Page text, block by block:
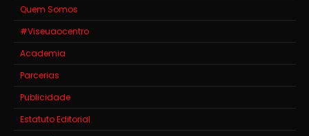
Quem Somos
#Viseuaocentro
Academia
Parcerias
Publicidade
Estatuto Editorial